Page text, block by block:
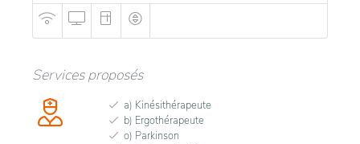
Services proposés
a) Kinésithérapeute
b) Ergothérapeute
o) Parkinson